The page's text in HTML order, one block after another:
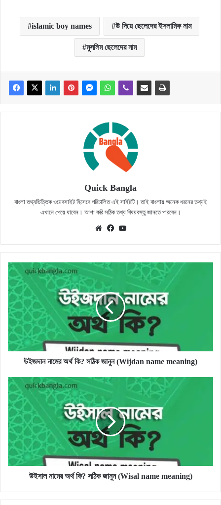
islamic boy names উ দিয়ে ছেলেদের ইসলামিক নাম
মুসলিম ছেলেদের নাম
Quick Bangla
বাংলা তথ্যভিত্তিক ওয়েবসাইট হিসেবে পরিচালিত এই সাইটটি। তাই বাংলায় অনেক ধরনের তথ্যই
এখানে পেয়ে যাবেন। আশা করি সঠিক তথ্য বিষয়বস্তু জানতে পারবেন।
WebsiteFacebook
উইজদান
নামের
অর্থ
কি?
সঠিক
জানুন
(Wijdan
name
meaning)
উইজদান নামের অর্থ কি? সঠিক জানুন (Wijdan name meaning)
উইসাল
নামের
অর্থ
সঠিক
জানুন
(Wisal
name
meaning)
উইসাল নামের অর্থ কি? সঠিক জানুন (Wisal name meaning)